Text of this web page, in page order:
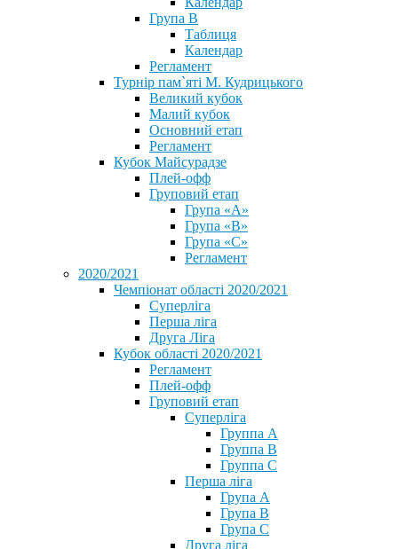
Група В
Таблиця
Календар
Регламент
Турнір пам`яті М. Кудрицького
Великий кубок
Малий кубок
Основний етап
Регламент
Кубок Майсурадзе
Плей-офф
Груповий етап
Група «А»
Група «B»
Група «C»
Регламент
2020/2021
Чемпіонат області 2020/2021
Суперліга
Перша ліга
Друга Ліга
Кубок області 2020/2021
Регламент
Плей-офф
Груповий етап
Суперліга
Группа A
Группа B
Группа C
Перша ліга
Група A
Група B
Група C
Друга ліга